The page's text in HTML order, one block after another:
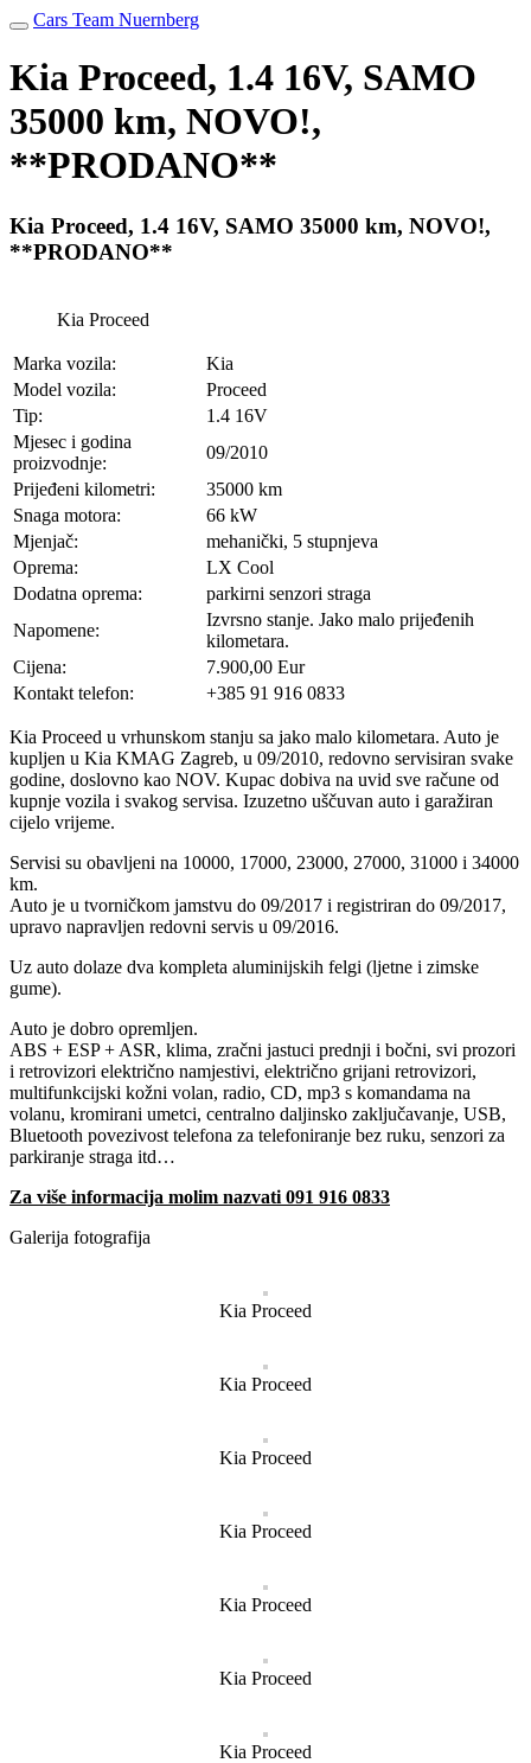
Cars Team Nuernberg
Kia Proceed, 1.4 16V, SAMO
35000 km, NOVO!,
**PRODANO**
Kia Proceed, 1.4 16V, SAMO 35000 km, NOVO!,
**PRODANO**
Kia Proceed
Marka vozila:
Kia
Model vozila:
Proceed
Tip:
1.4 16V
Mjesec i godina
proizvodnje:
09/2010
Prijeđeni kilometri:
35000 km
Snaga motora:
66 kW
Mjenjač:
mehanički, 5 stupnjeva
Oprema:
LX Cool
Dodatna oprema:
parkirni senzori straga
Napomene:
Izvrsno stanje. Jako malo prijeđenih
kilometara.
Cijena:
7.900,00 Eur
Kontakt telefon:
+385 91 916 0833
Kia Proceed u vrhunskom stanju sa jako malo kilometara. Auto je
kupljen u Kia KMAG Zagreb, u 09/2010, redovno servisiran svake
godine, doslovno kao NOV. Kupac dobiva na uvid sve račune od
kupnje vozila i svakog servisa. Izuzetno uščuvan auto i garažiran
cijelo vrijeme.
Servisi su obavljeni na 10000, 17000, 23000, 27000, 31000 i 34000
km.
Auto je u tvorničkom jamstvu do 09/2017 i registriran do 09/2017,
upravo napravljen redovni servis u 09/2016.
Uz auto dolaze dva kompleta aluminijskih felgi (ljetne i zimske
gume).
Auto je dobro opremljen.
ABS + ESP + ASR, klima, zračni jastuci prednji i bočni, svi prozori
i retrovizori električno namjestivi, električno grijani retrovizori,
multifunkcijski kožni volan, radio, CD, mp3 s komandama na
volanu, kromirani umetci, centralno daljinsko zaključavanje, USB,
Bluetooth povezivost telefona za telefoniranje bez ruku, senzori za
parkiranje straga itd…
Za više informacija molim nazvati 091 916 0833
Galerija fotografija
Kia Proceed
Kia Proceed
Kia Proceed
Kia Proceed
Kia Proceed
Kia Proceed
Kia Proceed